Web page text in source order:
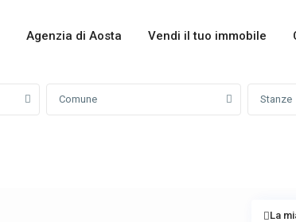
Agenzia di Aosta Vendi il tuo immobile
Comune Stanze
La